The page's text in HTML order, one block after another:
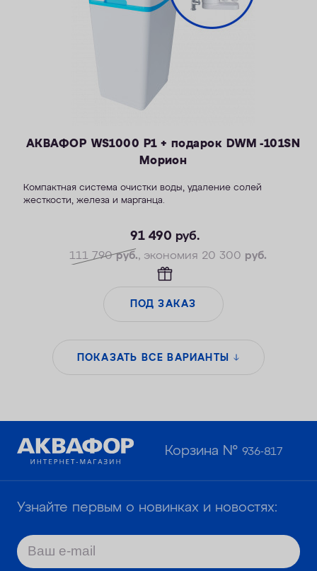
АКВАФОР WS1000 P1 + подарок DWM -101SN
Морион
Компактная система очистки воды, удаление солей
жесткости, железа и марганца.
— Максимальная удаляемая жесткость — 34 мг-экв/л
— Максимальная удаляемая концентрация железа — 14 мг/л
— Максимальная удаляемая концентрация растворенного
— Объем воды/соли на регенерацию от 70 литров / 1,4 кг
— Удаляет сероводород до 1 мг/л
91 490 руб.
111 790руб., экономия 20 300 руб.
ПОД ЗАКАЗ
ПОКАЗАТЬ ВСЕ ВАРИАНТЫ
Корзина №936-817
Узнайте первым о новинках и новостях: